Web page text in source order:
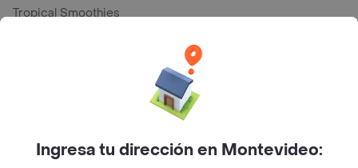
Tropical Smoothies
Ingresa tu dirección en Montevideo: